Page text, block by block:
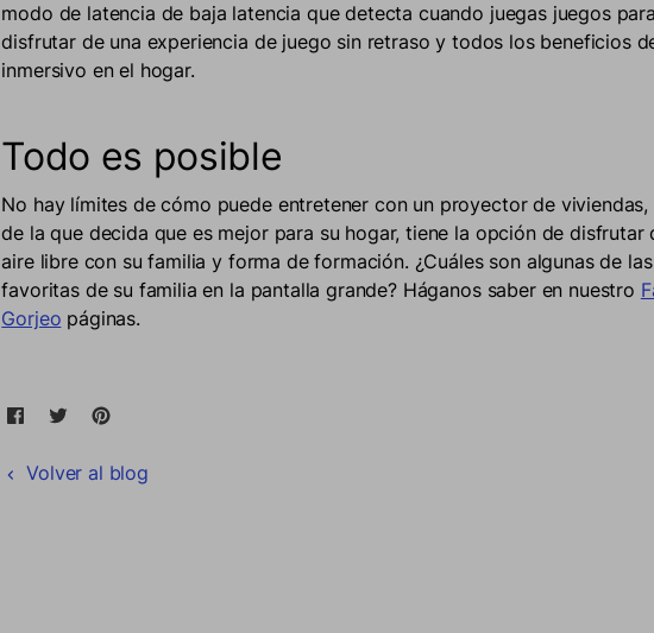
modo de latencia de baja latencia que detecta cuando juegas juegos
disfrutar de una experiencia de juego sin retraso y todos los beneficios
inmersivo en el hogar.
Todo es posible
No hay límites de cómo puede entretener con un proyector de
de la que decida que es mejor para su hogar, tiene la opción de disfrutar
aire libre con su familia y forma de formación. ¿Cuáles son algunas de
favoritas de su familia en la pantalla grande? Háganos saber en nuestro
Gorjeo páginas.
Compartir en Facebook
Se abre en una nueva ventana.
Tweet en Twitter
Se abre en una nueva ventana.
Volver al blog